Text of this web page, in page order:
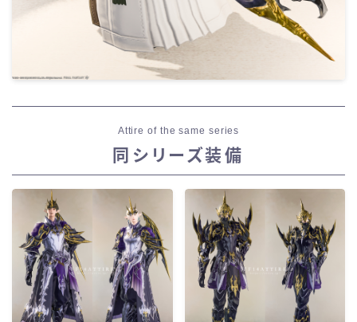
Attire of the same series
同シリーズ装備